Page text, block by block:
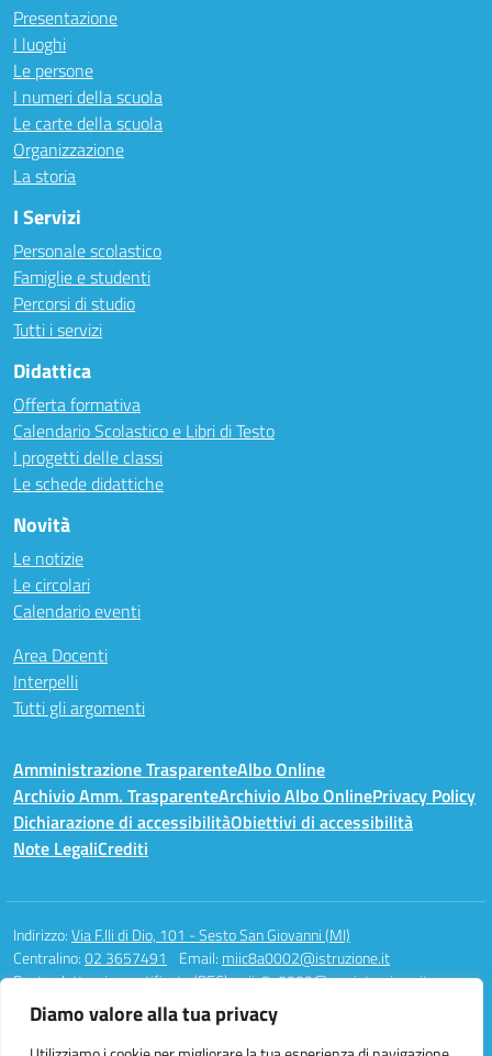
Diamo valore alla tua privacy
Presentazione
I luoghi
Le persone
I numeri della scuola
Le carte della scuola
Organizzazione
La storia
I Servizi
Personale scolastico
Famiglie e studenti
Percorsi di studio
Tutti i servizi
Didattica
Offerta formativa
Calendario Scolastico e Libri di Testo
I progetti delle classi
Le schede didattiche
Novità
Le notizie
Le circolari
Calendario eventi
Area Docenti
Interpelli
Tutti gli argomenti
Amministrazione TrasparenteAlbo Online
Archivio Amm. TrasparenteArchivio Albo OnlinePrivacy Policy
Dichiarazione di accessibilitàObiettivi di accessibilità
Note LegaliCrediti
Indirizzo:Via F.lli di Dio, 101 - Sesto San Giovanni (MI)
Centralino:02 3657491 Email: miic8a0002@istruzione.it
Posta elettronica certificata (PEC):miic8a0002@pec.istruzione.it
Codice fiscale: 94581340158
Codice meccanografico:
MIIC8A0002